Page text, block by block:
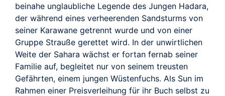
beinahe unglaubliche Legende des Jungen Hadara,
der während eines verheerenden Sandsturms von
seiner Karawane getrennt wurde und von einer
Gruppe Strauße gerettet wird. In der unwirtlichen
Weite der Sahara wächst er fortan fernab seiner
Familie auf, begleitet nur von seinem treusten
Gefährten, einem jungen Wüstenfuchs. Als Sun im
Rahmen einer Preisverleihung für ihr Buch selbst zu